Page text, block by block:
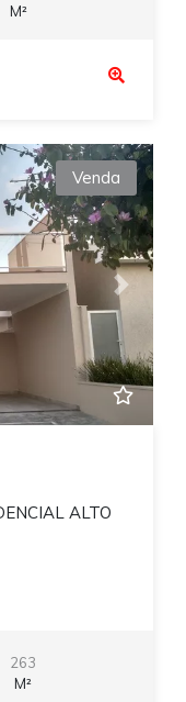
M²
Next
Venda
ALTO
263
M²